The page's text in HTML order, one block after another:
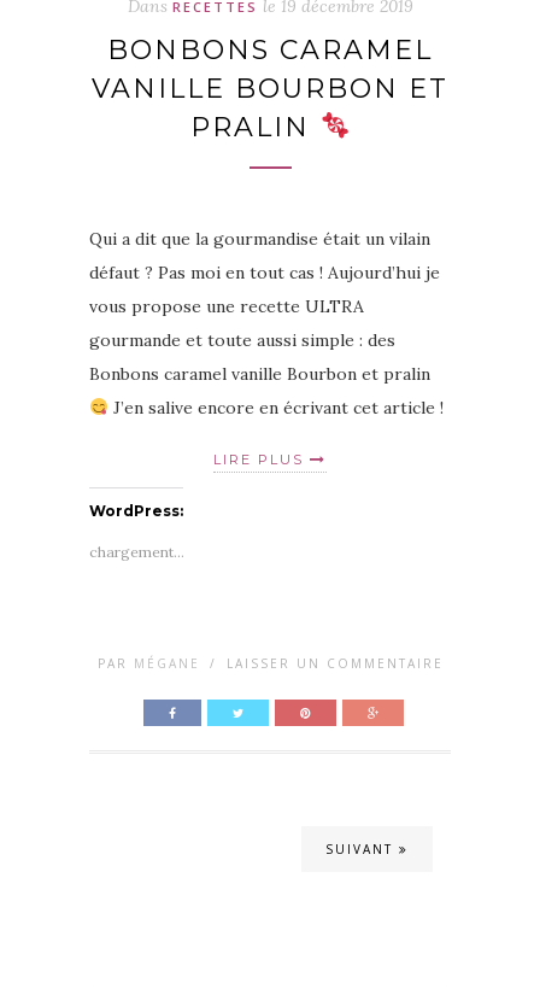
Dans RECETTES le 19 décembre 2019
BONBONS CARAMEL
VANILLE BOURBON ET
PRALIN
Qui a dit que la gourmandise était un vilain
défaut ? Pas moi en tout cas ! Aujourd’hui je
vous propose une recette ULTRA
gourmande et toute aussi simple : des
Bonbons caramel vanille Bourbon et pralin
J’en salive encore en écrivant cet article !
LIRE PLUS
WordPress:
chargement…
PAR MÉGANE / LAISSER UN COMMENTAIRE
SUIVANT